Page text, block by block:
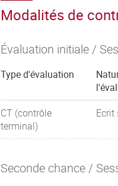
Modalités de
Évaluation initiale /
Type d'évaluation
CT (contrôle
terminal)
Ecrit
Seconde chance /